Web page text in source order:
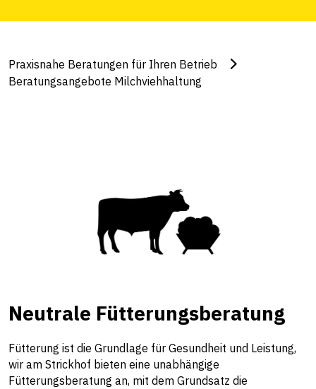
Praxisnahe Beratungen für Ihren Betrieb
Beratungsangebote Milchviehhaltung
Neutrale Fütterungsberatung
Fütterung ist die Grundlage für Gesundheit und Leistung,
wir am Strickhof bieten eine unabhängige
Fütterungsberatung an, mit dem Grundsatz die